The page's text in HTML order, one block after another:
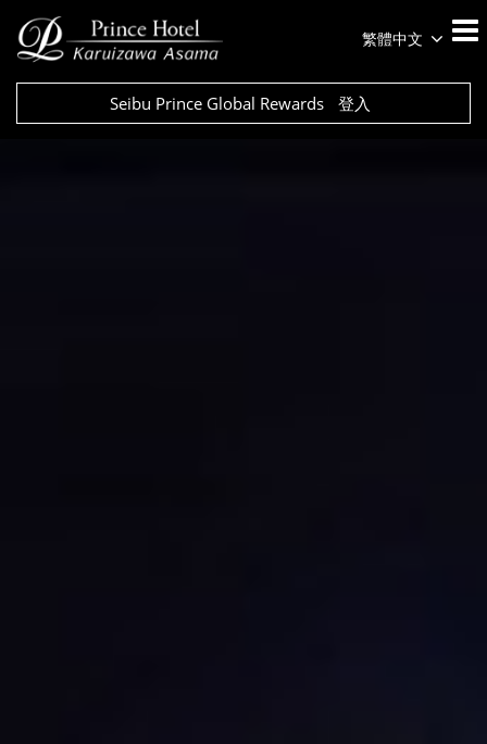
繁體中文
Seibu Prince Global Rewards 登入